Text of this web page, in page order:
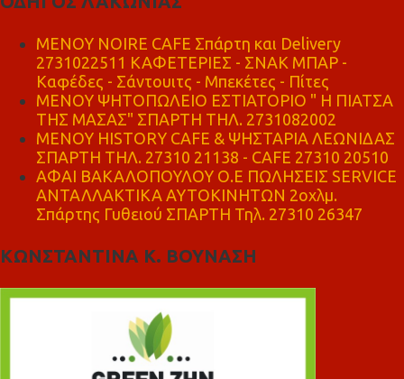
MENOY NOIRE CAFE Σπάρτη και Delivery
2731022511 ΚΑΦΕΤΕΡΙΕΣ - ΣΝΑΚ ΜΠΑΡ -
Καφέδες - Σάντουιτς - Μπεκέτες - Πίτες
ΜΕΝΟΥ ΨΗΤΟΠΩΛΕΙΟ ΕΣΤΙΑΤΟΡΙΟ " Η ΠΙΑΤΣΑ
ΤΗΣ ΜΑΣΑΣ" ΣΠΑΡΤΗ ΤΗΛ. 2731082002
ΜΕΝΟΥ HISTORY CAFE & ΨΗΣΤΑΡΙΑ ΛΕΩΝΙΔΑΣ
ΣΠΑΡΤΗ ΤΗΛ. 27310 21138 - CAFE 27310 20510
ΑΦΑΙ ΒΑΚΑΛΟΠΟΥΛΟΥ Ο.Ε ΠΩΛΗΣΕΙΣ SERVICE
ΑΝΤΑΛΛΑΚΤΙΚΑ ΑΥΤΟΚΙΝΗΤΩΝ 2οχλμ.
Σπάρτης Γυθειού ΣΠΑΡΤΗ Τηλ. 27310 26347
ΚΩΝΣΤΑΝΤΙΝΑ Κ. ΒΟΥΝΑΣΗ